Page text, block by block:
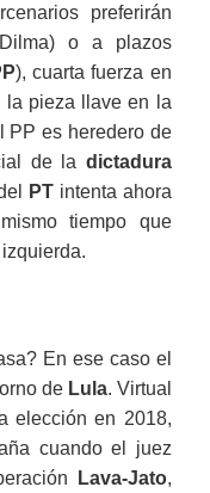
preferirán
o a plazos
), cuarta fuerza en
la pieza llave en la
PP es heredero de
de la dictadura
PTintenta ahora
tiempo que
En ese caso el
de Lula. Virtual
elección en 2018,
cuando el juez
Lava-Jato,